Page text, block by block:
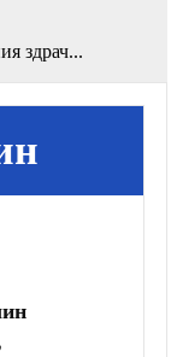
здрач...